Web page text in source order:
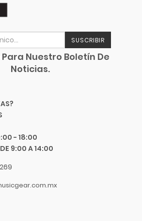
SUSCRIBIR
Nuestro Boletín De
Noticias.
- 18:00
9:00 A 14:00